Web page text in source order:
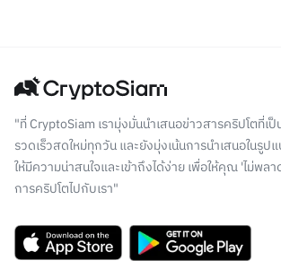
"ที่ CryptoSiam เรามุ่งมั่นนำเสนอข่าวสารคริปโตที่เ
รวดเร็วสดใหม่ทุกวัน และยังมุ่งเน้นการนำเสนอในรูป
ให้มีความน่าสนใจและเข้าถึงได้ง่าย เพื่อให้คุณ 'ไม่พล
การคริปโตไปกับเรา"